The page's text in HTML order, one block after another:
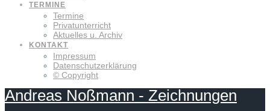
TERMINE
Termine
Privatunterricht
Aktuelles u. Archiv
KONTAKT
Impressum
Datenschutzerklärung
© Copyright
Andreas Noßmann - Zeichnungen